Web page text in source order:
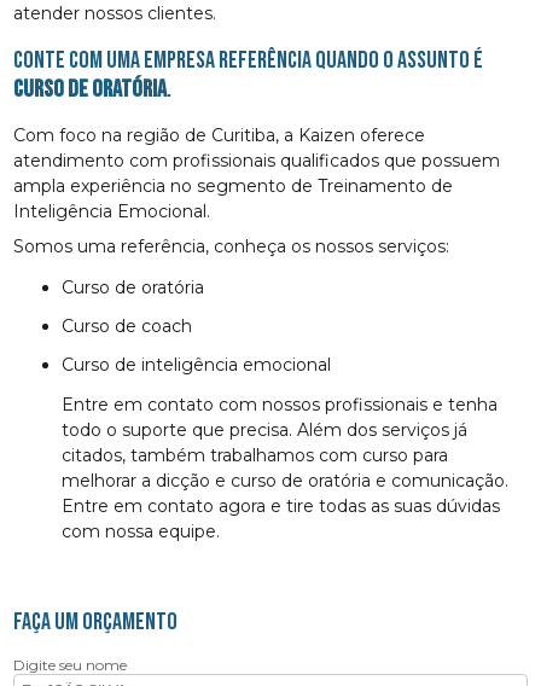
atender nossos clientes.
Conte com uma empresa referência quando o assunto é
curso de oratória.
Com foco na região de Curitiba, a Kaizen oferece
atendimento com profissionais qualificados que possuem
ampla experiência no segmento de Treinamento de
Inteligência Emocional.
Somos uma referência, conheça os nossos serviços:
curso de oratória
curso de coach
curso de inteligência emocional
Entre em contato com nossos profissionais e tenha
todo o suporte que precisa. Além dos serviços já
citados, também trabalhamos com curso para
melhorar a dicção e curso de oratória e comunicação.
Entre em contato agora e tire todas as suas dúvidas
com nossa equipe.
FAÇA UM ORÇAMENTO
Digite seu nome